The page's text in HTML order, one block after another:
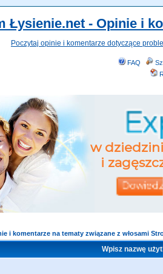
Łysienie.net - Opinie i
Poczytaj opinie i komentarze dotyczące
FAQ
i komentarze na tematy związane z włosami
Wpisz nazwę